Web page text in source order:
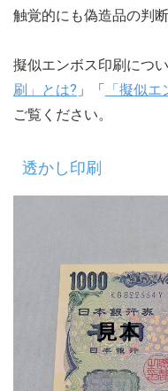
触覚的にも偽造品の判断
擬似エンボス印刷につ
刷」とは? 」「 「擬似
ご覧ください。
透かし印刷